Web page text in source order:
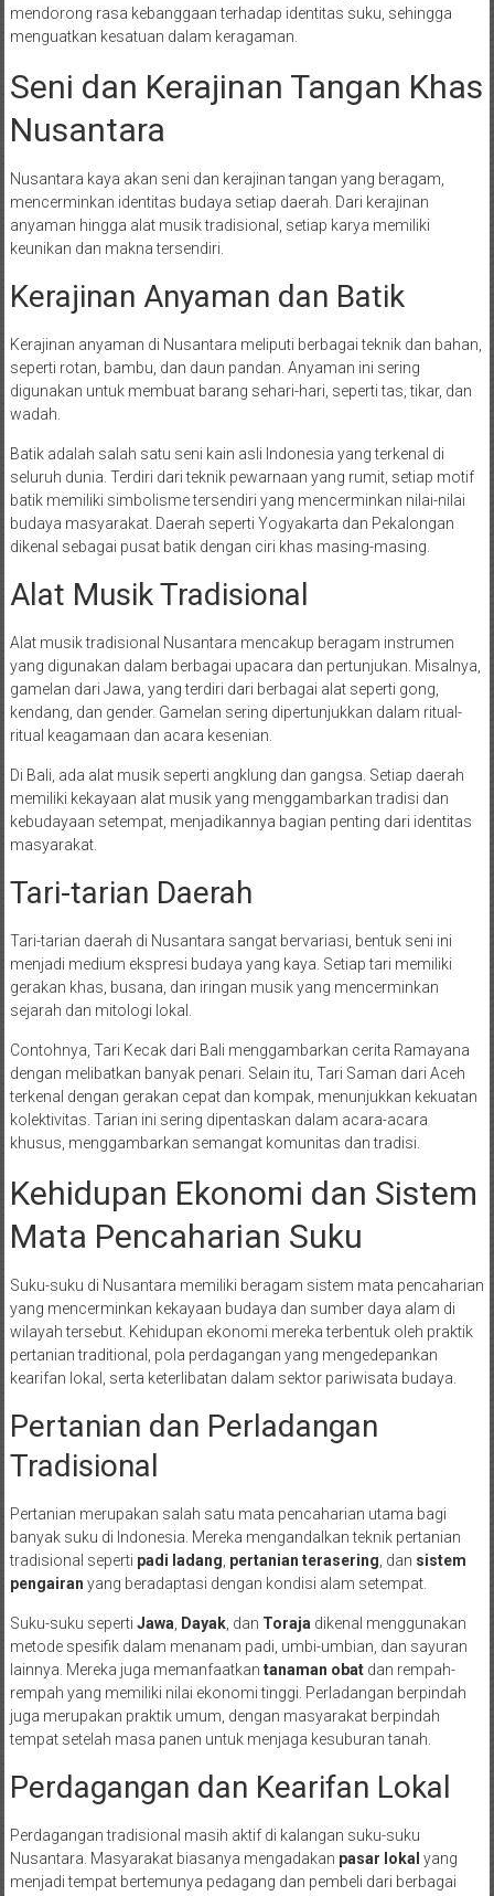
mendorong rasa kebanggaan terhadap identitas suku, sehingga
menguatkan kesatuan dalam keragaman.
Seni dan Kerajinan Tangan Khas
Nusantara
Nusantara kaya akan seni dan kerajinan tangan yang beragam,
mencerminkan identitas budaya setiap daerah. Dari kerajinan
anyaman hingga alat musik tradisional, setiap karya memiliki
keunikan dan makna tersendiri.
Kerajinan Anyaman dan Batik
Kerajinan anyaman di Nusantara meliputi berbagai teknik dan bahan,
seperti rotan, bambu, dan daun pandan. Anyaman ini sering
digunakan untuk membuat barang sehari-hari, seperti tas, tikar, dan
wadah.
Batik adalah salah satu seni kain asli Indonesia yang terkenal di
seluruh dunia. Terdiri dari teknik pewarnaan yang rumit, setiap motif
batik memiliki simbolisme tersendiri yang mencerminkan nilai-nilai
budaya masyarakat. Daerah seperti Yogyakarta dan Pekalongan
dikenal sebagai pusat batik dengan ciri khas masing-masing.
Alat Musik Tradisional
Alat musik tradisional Nusantara mencakup beragam instrumen
yang digunakan dalam berbagai upacara dan pertunjukan. Misalnya,
gamelan dari Jawa, yang terdiri dari berbagai alat seperti gong,
kendang, dan gender. Gamelan sering dipertunjukkan dalam ritual-
ritual keagamaan dan acara kesenian.
Di Bali, ada alat musik seperti angklung dan gangsa. Setiap daerah
memiliki kekayaan alat musik yang menggambarkan tradisi dan
kebudayaan setempat, menjadikannya bagian penting dari identitas
masyarakat.
Tari-tarian Daerah
Tari-tarian daerah di Nusantara sangat bervariasi, bentuk seni ini
menjadi medium ekspresi budaya yang kaya. Setiap tari memiliki
gerakan khas, busana, dan iringan musik yang mencerminkan
sejarah dan mitologi lokal.
Contohnya, Tari Kecak dari Bali menggambarkan cerita Ramayana
dengan melibatkan banyak penari. Selain itu, Tari Saman dari Aceh
terkenal dengan gerakan cepat dan kompak, menunjukkan kekuatan
kolektivitas. Tarian ini sering dipentaskan dalam acara-acara
khusus, menggambarkan semangat komunitas dan tradisi.
Kehidupan Ekonomi dan Sistem
Mata Pencaharian Suku
Suku-suku di Nusantara memiliki beragam sistem mata pencaharian
yang mencerminkan kekayaan budaya dan sumber daya alam di
wilayah tersebut. Kehidupan ekonomi mereka terbentuk oleh praktik
pertanian traditional, pola perdagangan yang mengedepankan
kearifan lokal, serta keterlibatan dalam sektor pariwisata budaya.
Pertanian dan Perladangan
Tradisional
Pertanian merupakan salah satu mata pencaharian utama bagi
banyak suku di Indonesia. Mereka mengandalkan teknik pertanian
tradisional seperti padi ladang pertanian terasering , dan sistem
pengairan yang beradaptasi dengan kondisi alam setempat.
Suku-suku seperti Jawa Dayak, dan Toraja dikenal menggunakan
metode spesifik dalam menanam padi, umbi-umbian, dan sayuran
lainnya. Mereka juga memanfaatkan tanaman obatdan rempah-
rempah yang memiliki nilai ekonomi tinggi. Perladangan berpindah
juga merupakan praktik umum, dengan masyarakat berpindah
tempat setelah masa panen untuk menjaga kesuburan tanah.
Perdagangan dan Kearifan Lokal
Perdagangan tradisional masih aktif di kalangan suku-suku
Nusantara. Masyarakat biasanya mengadakan pasar lokal yang
menjadi tempat bertemunya pedagang dan pembeli dari berbagai